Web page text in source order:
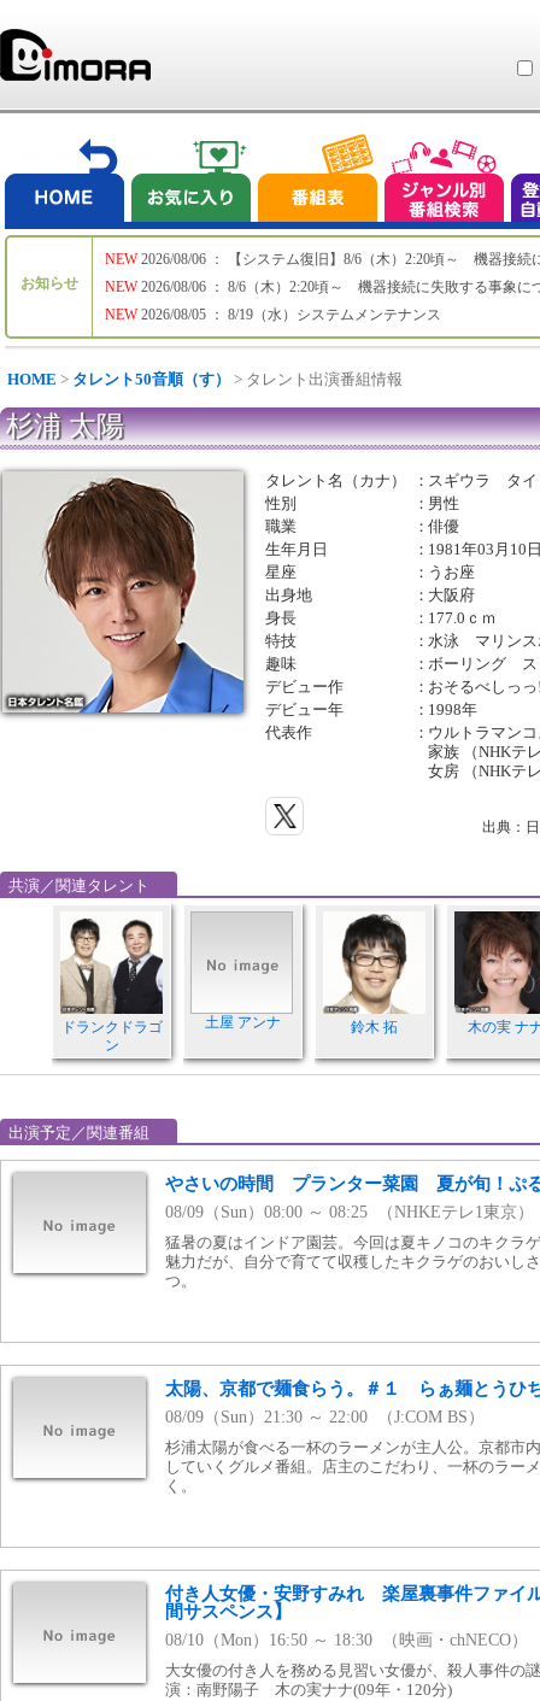
お知らせ
NEW
NEW
NEW
2026/08/06 ： 【システム復旧】8/6（木）2:20頃～ 機器接続
2026/08/06 ： 8/6（木）2:20頃～ 機器接続に失敗する事象に
2026/08/05 ： 8/19（水）システムメンテナンス
HOME > タレント50音順（す） > タレント出演番組情報
杉浦 太陽
タレント名（カナ） ： スギウラ タイ
性別
： 男性
職業
：俳優
生年月日
： 1981年03月10
星座
： うお座
出身地
： 大阪府
身長
： 177.0ｃｍ
特技
：水泳 マリンス
趣味
：ボーリング
デビュー作
： おそるべしっ
デビュー年
： 1998年
代表作
： ウルトラマン
家族 （NHKテ
女房 （NHKテ
出典：
共演／関連タレント
ドランクドラゴ
ン
土屋 アンナ 鈴木 拓 木の実 ナ
出演予定／関連番組
やさいの時間 プランター菜園 夏が旬！ぷ
08/09（Sun）08:00 ～ 08:25 （NHKEテレ1東京）
猛暑の夏はインドア園芸。今回は夏キノコのキクラ
魅力だが、自分で育てて収穫したキクラゲのおいし
つ。
太陽、京都で麺食らう。＃１ らぁ麺とうひ
08/09（Sun）21:30 ～ 22:00 （J:COM BS）
杉浦太陽が食べる一杯のラーメンが主人公。京都市
していくグルメ番組。店主のこだわり、一杯のラー
く。
付き人女優・安野すみれ 楽屋裏事件ファイ
間サスペンス】
08/10（Mon）16:50 ～ 18:30 （映画・chNECO）
大女優の付き人を務める見習い女優が、殺人事件の
演：南野陽子 木の実ナナ(09年・120分)